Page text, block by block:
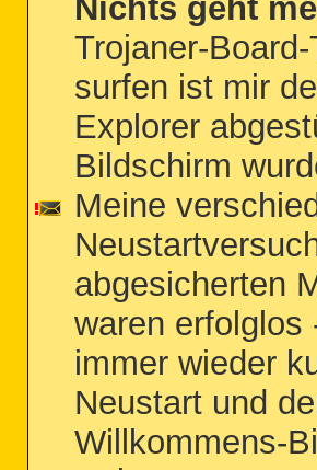
Nichts geht
Trojaner-
surfen ist mir
Explorer
Bildschirm
Meine
abgesicherten
waren erfolglos
immer wieder
Neustart und
Willkommens-